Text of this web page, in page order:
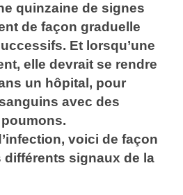
quinzaine de signes
de façon graduelle
Et lorsqu’une
elle devrait se rendre
un hôpital, pour
avec des
voici de façon
signaux de la